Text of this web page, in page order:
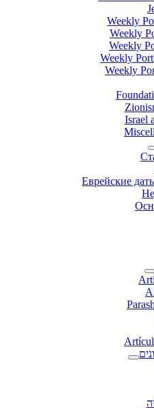
Weekly
Weekly
Weekly
Weekly
Weekly
Israel
Еврейские